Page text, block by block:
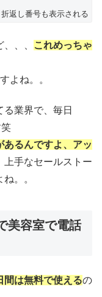
返し番号も表示される
、、
これめっちゃ
よね。。
業界で、毎日
あるんですよ、アッ
上手なセールストー
。。
美容室で電話
は無料で使えるの